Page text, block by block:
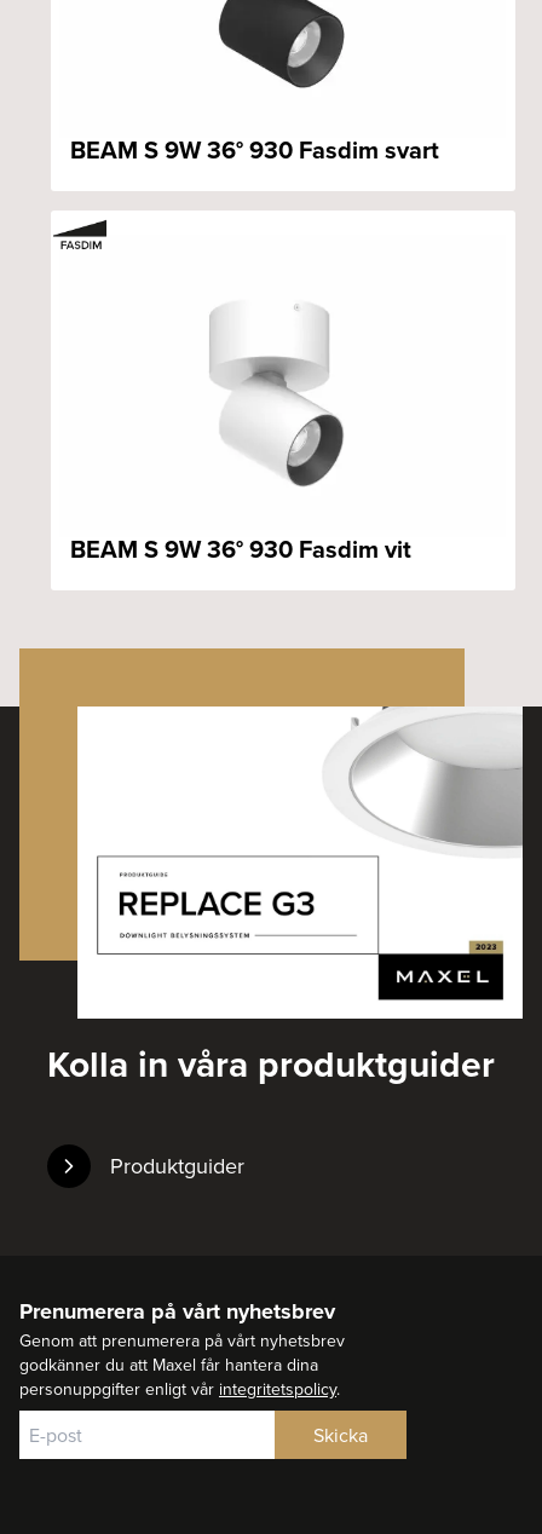
BEAM S 9W 36° 930 Fasdim svart
BEAM S 9W 36° 930 Fasdim vit
Kolla in våra produktguider
Produktguider
Prenumerera på vårt nyhetsbrev
Genom att prenumerera på vårt nyhetsbrev
godkänner du att Maxel får hantera dina
personuppgifter enligt vår integritetspolicy.